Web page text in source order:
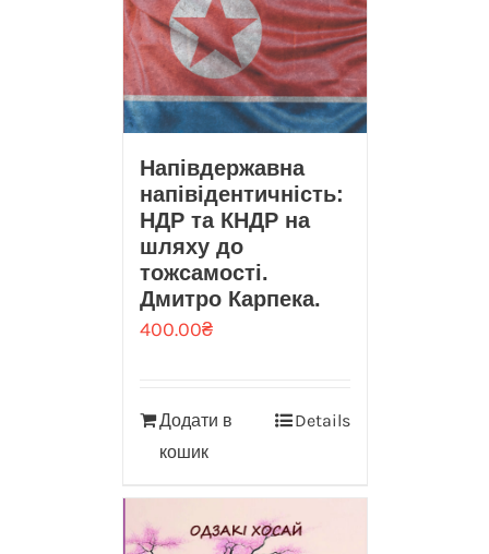
Напівдержавна
напівідентичність:
НДР та КНДР на
шляху до
тожсамості.
Дмитро Карпека.
400.00₴
Додати в
кошик
Details